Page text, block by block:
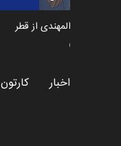
سعد المهندی از قطر
سیاسی
اخبار کارتون